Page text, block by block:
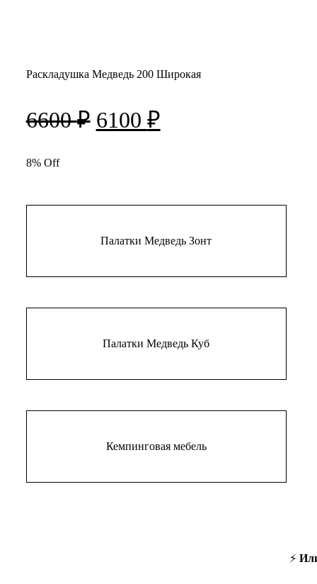
Раскладушка Медведь 200 Широкая
6600₽ Первоначальная
6100 ₽Текущая
8% Off
Палатки Медведь Зонт
Палатки Медведь Куб
Кемпинговая мебель
⚡